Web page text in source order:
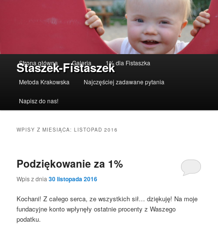
Staszek-Fistaszek
Przeskocz do tekstu
Przeskocz do widgetów
Strona główna Galeria 1% dla Fistaszka
Metoda Krakowska Najczęściej zadawane pytania
Napisz do nas!
WPISY Z MIESIĄCA:LISTOPAD 2016
Podziękowanie za 1%
Wpis z dnia30 listopada 2016
Kochani! Z całego serca, ze wszystkich sił… dziękuję! Na moje
fundacyjne konto wpłynęły ostatnie procenty z Waszego
podatku.